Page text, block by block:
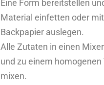
Eine Form bereitstellen
Material einfetten oder mit
Backpapier auslegen.
Alle Zutaten in einen
und zu einem homogenen
mixen.